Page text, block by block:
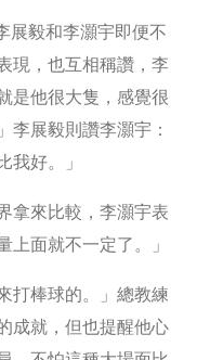
展毅和李灝宇即便不
現，也互相稱讚，李
是他很大隻，感覺很
李展毅則讚李灝宇：
我好。」
拿來比較，李灝宇表
面就不一定了。」
打棒球的。」總教練
成就，但也提醒他心